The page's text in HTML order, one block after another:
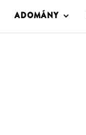
ADOMÁNY